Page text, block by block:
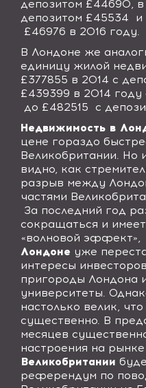
депозитом £44690,
депозитом £45534
и
£46976 в 2016 году.
В Лондоне же
единицу жилой
£377855 в 2014 с
£439399 в 2014 году
до £482515
с
Недвижимость в
цене гораздо
Великобритании. Но
видно, как
разрыв между
частями
За последний год
сокращаться и
«волновой эффект»,
Лондоне уже
интересы
пригороды Лондона
университеты.
настолько велик,
существенно. В
месяцев
настроения на рынке
Великобритании
референдум по